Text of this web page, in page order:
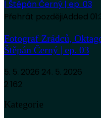
Přehrát pozdějiAdded
Fotograf Zrádců,
Štěpán Černý | ep. 03
5. 5. 2026 24. 5. 2026
2 162
Kategorie